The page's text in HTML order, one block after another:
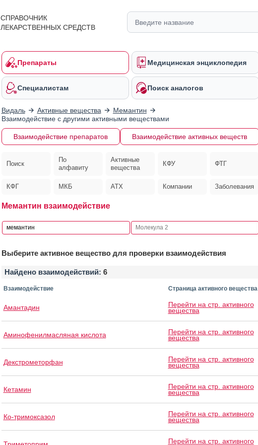
СПРАВОЧНИК
ЛЕКАРСТВЕННЫХ СРЕДСТВ
Препараты Медицинская энциклопедия
Специалистам Поиск аналогов
Видаль Активные вещества
Мемантин
Взаимодействие с другими активными веществами
Взаимодействие препаратов Взаимодействие активных веществ
Поиск
По
алфавиту
Активные
вещества
КФУ ФТГ
КФГ МКБ АТХ Компании Заболевания
Мемантин взаимодействие
Выберите активное вещество для проверки взаимодействия
Найдено взаимодействий: 6
Взаимодействие Страница активного вещества
Амантадин Перейти на стр. активного
вещества
Аминофенилмасляная кислота Перейти на стр. активного
вещества
Декстрометорфан Перейти на стр. активного
вещества
Кетамин Перейти на стр. активного
вещества
Ко-тримоксазол Перейти на стр. активного
вещества
Перейти на стр. активного